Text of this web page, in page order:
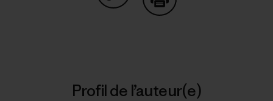
Partager sur Copy Link
Profil de l’auteur(e)